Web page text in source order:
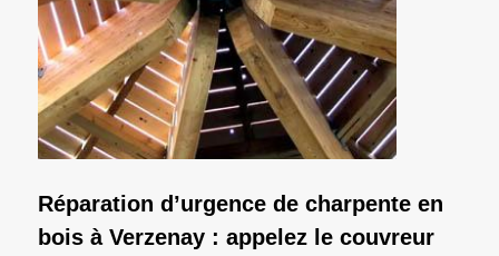
Réparation d’urgence de charpente en
bois à Verzenay : appelez le couvreur